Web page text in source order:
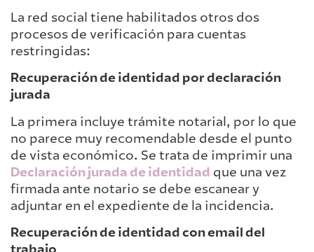
La red social tiene habilitados otros dos
procesos de verificación para cuentas
restringidas:
Recuperación de identidad por declaración
jurada
La primera incluye trámite notarial, por lo que
no parece muy recomendable desde el punto
de vista económico. Se trata de imprimir una
Declaración jurada de identidad que una vez
firmada ante notario se debe escanear y
adjuntar en el expediente de la incidencia.
Recuperación de identidad con email del